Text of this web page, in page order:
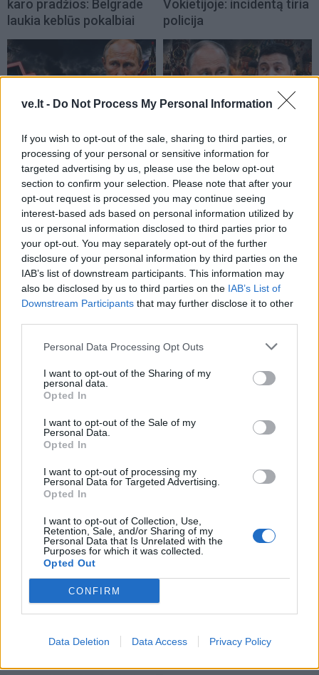
ve.lt - Do Not Process My Personal Information
If you wish to opt-out of the sale, sharing to third parties, or
processing of your personal or sensitive information for
targeted advertising by us, please use the below opt-out
section to confirm your selection. Please note that after your
opt-out request is processed you may continue seeing
interest-based ads based on personal information utilized by
us or personal information disclosed to third parties prior to
your opt-out. You may separately opt-out of the further
disclosure of your personal information by third parties on the
IAB’s list of downstream participants. This information may
also be disclosed by us to third parties on the IAB’s List of
Downstream Participants that may further disclose it to other
Personal Data Processing Opt Outs
I want to opt-out of the Sharing of my
personal data.
Opted In
I want to opt-out of the Sale of my
Personal Data.
Opted In
I want to opt-out of processing my
Personal Data for Targeted Advertising.
Opted In
I want to opt-out of Collection, Use,
Retention, Sale, and/or Sharing of my
Personal Data that Is Unrelated with the
Purposes for which it was collected.
Opted Out
CONFIRM
Data Deletion Data Access Privacy Policy
karo pradžios: Belgrade
laukia keblūs pokalbiai
Vokietijoje: incidentą tiria
policija
Pasaulis
Skaudus smūgis Rusijos
energetikos pajamoms:
JAV Senatas pritarė
naujam sankcijų paketui
Pasaulis
Stalino šešėlis virš
Kremliaus: kas laukia
Rusijos pasitraukus
Vladimirui Putinui(3)
Rekordiškai nusekęs
Dunojus atidengė II
pasaulinio karo laikų
radinius
Ukrainiečių dronai smogė
„Wildberries“ sandėliui
Jekaterinburge, už 2000
NAUJI